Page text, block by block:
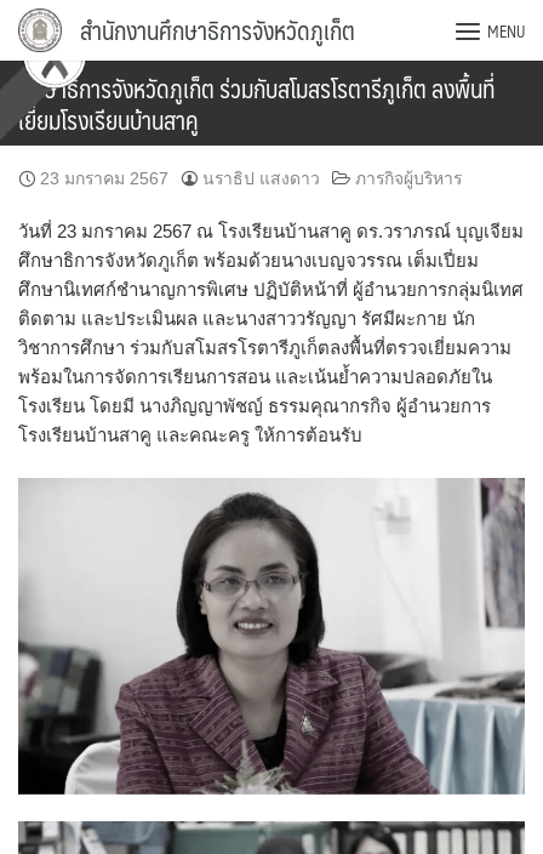
Skip
content
สำนักงานศึกษาธิการจังหวัดภูเก็ต MENU
ศึกษาธิการจังหวัดภูเก็ต ร่วมกับสโมสรโรตารีภูเก็ต ลงพื้นที่
เยี่ยมโรงเรียนบ้านสาคู
23 มกราคม 2567 นราธิป แสงดาว ภารกิจผู้บริหาร
วันที่ 23 มกราคม 2567 ณ โรงเรียนบ้านสาคู ดร.วราภรณ์ บุญเจียม
ศึกษาธิการจังหวัดภูเก็ต พร้อมด้วยนางเบญจวรรณ เต็มเปี่ยม
ศึกษานิเทศก์ชำนาญการพิเศษ ปฏิบัติหน้าที่ ผู้อำนวยการกลุ่มนิเทศ
ติดตาม และประเมินผล และนางสาววรัญญา รัศมีผะกาย นัก
วิชาการศึกษา ร่วมกับสโมสรโรตารีภูเก็ตลงพื้นที่ตรวจเยี่ยมความ
พร้อมในการจัดการเรียนการสอน และเน้นย้ำความปลอดภัยใน
โรงเรียน โดยมี นางภิญญาพัชญ์ ธรรมคุณากรกิจ ผู้อำนวยการ
โรงเรียนบ้านสาคู และคณะครู ให้การต้อนรับ